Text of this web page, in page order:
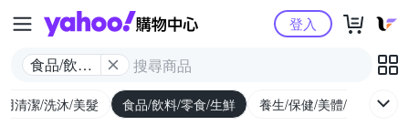
Yahoo購物中心
食品/飲料/
登入
清潔/洗沐/美髮 食品/飲料/零食/生鮮 養生/保健/美體/醫療